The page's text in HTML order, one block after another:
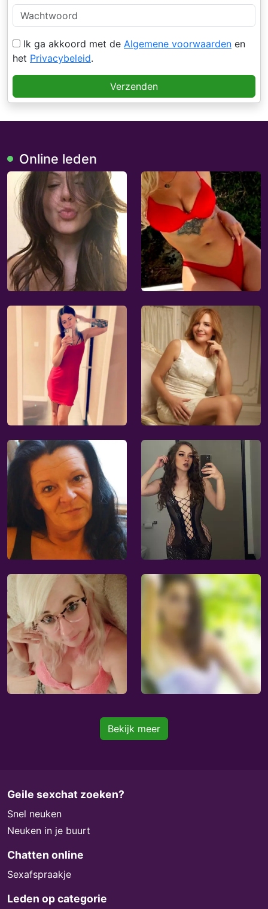
Ik ga akkoord met de Algemene voorwaarden en
het Privacybeleid.
Verzenden
Online leden
Bekijk meer
Geile sexchat zoeken?
Snel neuken
Neuken in je buurt
Chatten online
Sexafspraakje
Leden op categorie